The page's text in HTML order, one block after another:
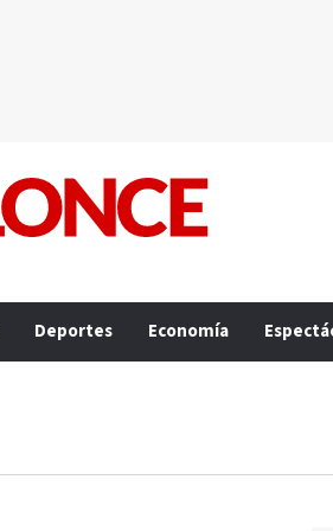
Deportes Economía